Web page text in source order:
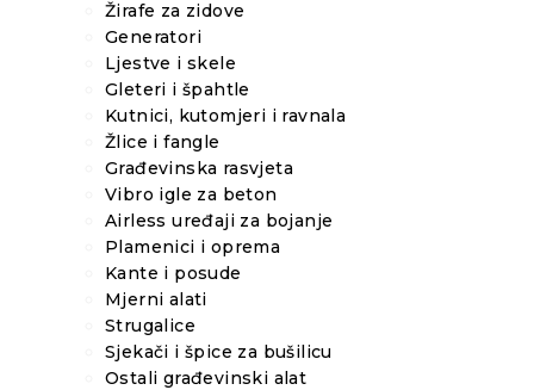
Žirafe za zidove
Generatori
Ljestve i skele
Gleteri i špahtle
Kutnici, kutomjeri i ravnala
Žlice i fangle
Građevinska rasvjeta
Vibro igle za beton
Airless uređaji za bojanje
Plamenici i oprema
Kante i posude
Mjerni alati
Strugalice
Sjekači i špice za bušilicu
Ostali građevinski alat